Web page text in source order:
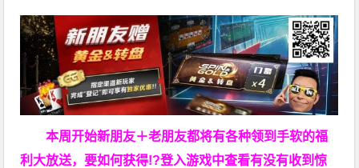
本周开始新朋友＋老朋友都将有各种领到手软的福
利大放送，要如何获得!?登入游戏中查看有没有收到惊